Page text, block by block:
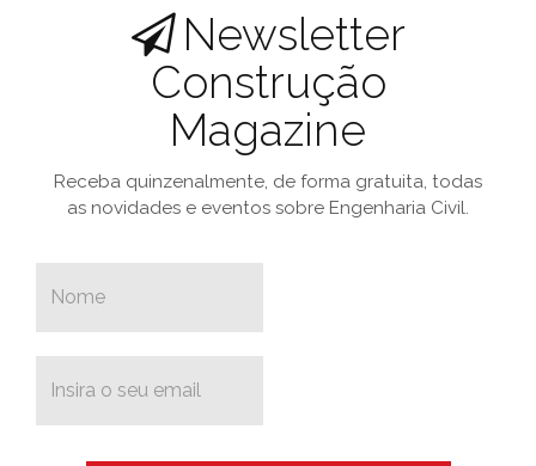
Newsletter
Construção
Magazine
Receba quinzenalmente, de forma gratuita, todas
as novidades e eventos sobre Engenharia Civil.